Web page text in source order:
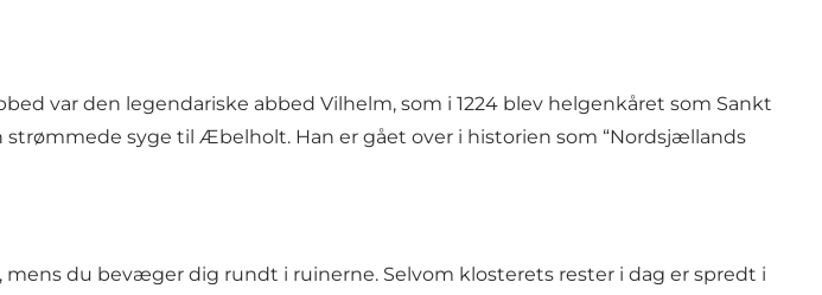
var den legendariske abbed Vilhelm, som i 1224 blev helgenkåret som Sankt
syge til Æbelholt. Han er gået over i historien som “Nordsjællands
du bevæger dig rundt i ruinerne. Selvom klosterets rester i dag er spredt i